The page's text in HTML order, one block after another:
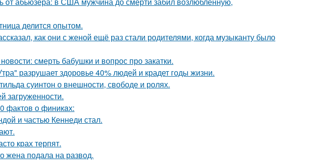
делится опытом.
как они с женой ещё раз стали родителями, когда музыканту было
смерть бабушки и вопрос про закатки.
разрушает здоровье 40% людей и крадет годы жизни.
суинтон о внешности, свободе и ролях.
загруженности.
фактов о финикaх:
и частью Кеннеди стал.
крах терпят.
жена подала на развод.